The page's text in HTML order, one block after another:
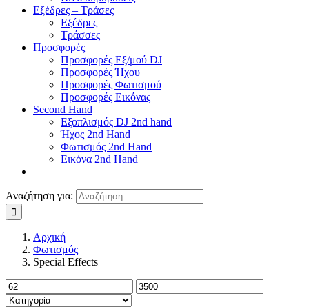
Εξέδρες – Τράσες
Εξέδρες
Τράσσες
Προσφορές
Προσφορές Εξ/μού DJ
Προσφορές Ήχου
Προσφορές Φωτισμού
Προσφορές Εικόνας
Second Hand
Εξοπλισμός DJ 2nd hand
Ήχος 2nd Hand
Φωτισμός 2nd Hand
Εικόνα 2nd Hand
Αναζήτηση για:
Αρχική
Φωτισμός
Special Effects